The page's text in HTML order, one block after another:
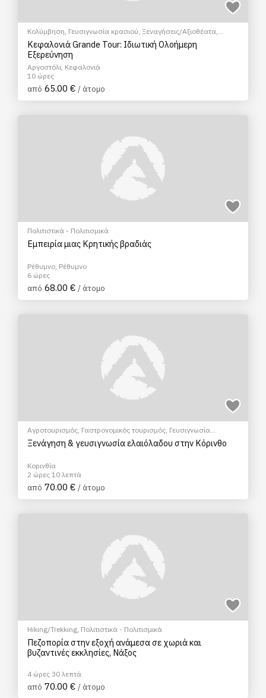
Κολύμβηση, Γευσιγνωσία κρασιού, Ξεναγήσεις/Αξιοθέατα,
Πολιτιστικά - Πολιτισμικά
Κεφαλονιά Grande Tour: Ιδιωτική Ολοήμερη
Εξερεύνηση
Αργοστόλι, Κεφαλονιά
10 ώρες
από 65.00 € / άτομο
Πολιτιστικά - Πολιτισμικά
Εμπειρία μιας Κρητικής βραδιάς
Ρέθυμνο, Ρέθυμνο
6 ώρες
από 68.00 € / άτομο
Αγροτουρισμός, Γαστρονομικός τουρισμός, Γευσιγνωσία
ελαιολάδου
,Πολιτιστικά - Πολιτισμικά Σεμινάρια & Μαθήματα
Ξενάγηση & γευσιγνωσία ελαιόλαδου στην Κόρινθο
Κορινθία
2 ώρες 10 λεπτά
από 70.00 € / άτομο
Hiking/Trekking, Πολιτιστικά - Πολιτισμικά
Πεζοπορία στην εξοχή ανάμεσα σε χωριά και
βυζαντινές εκκλησίες, Νάξος
4 ώρες 30 λεπτά
από 70.00 € / άτομο